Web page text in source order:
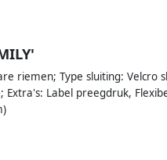
riemen; Type sluiting:
Extra's: Label preegdruk,